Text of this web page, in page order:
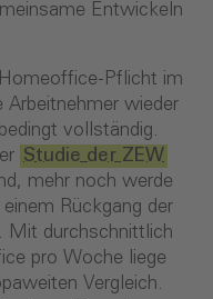
Entwickeln
Pflicht im
Arbeitnehmer wieder
vollständig.
Studie der ZEW
mehr noch werde
Rückgang der
Mit durchschnittlich
pro Woche liege
Vergleich.